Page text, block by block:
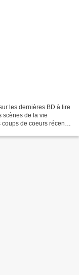
les dernières BD à lire
scènes de la vie
de coeurs récent